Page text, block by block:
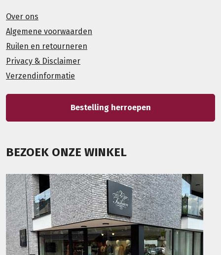
Over ons
Algemene voorwaarden
Ruilen en retourneren
Privacy & Disclaimer
Verzendinformatie
Bestelling herroepen
BEZOEK ONZE WINKEL